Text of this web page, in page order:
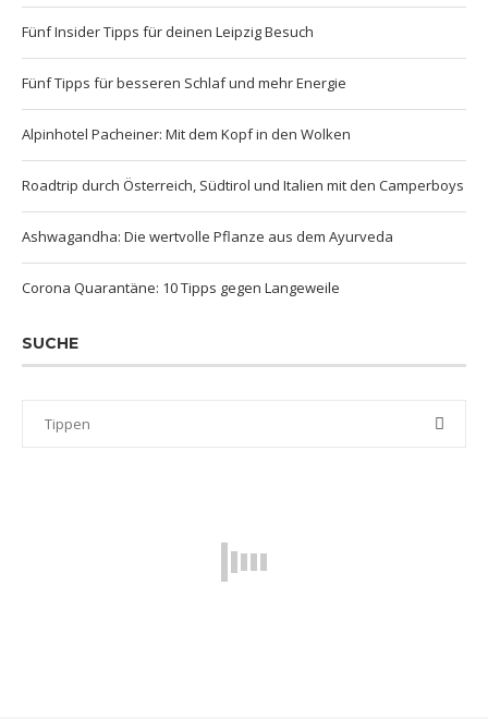
Fünf Insider Tipps für deinen Leipzig Besuch
Fünf Tipps für besseren Schlaf und mehr Energie
Alpinhotel Pacheiner: Mit dem Kopf in den Wolken
Roadtrip durch Österreich, Südtirol und Italien mit den Camperboys
Ashwagandha: Die wertvolle Pflanze aus dem Ayurveda
Corona Quarantäne: 10 Tipps gegen Langeweile
SUCHE